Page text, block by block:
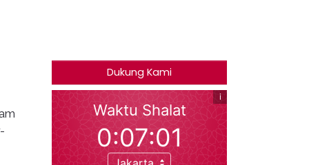
Dukung Kami